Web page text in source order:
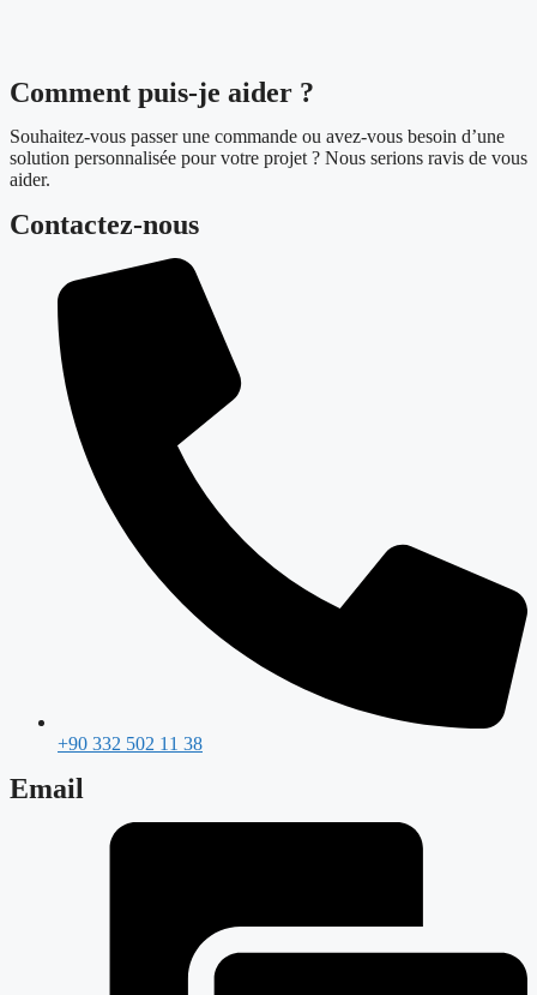
Comment puis-je aider ?
Souhaitez-vous passer une commande ou avez-vous besoin d’une
solution personnalisée pour votre projet ? Nous serions ravis de vous
aider.
Contactez-nous
+90 332 502 11 38
Email